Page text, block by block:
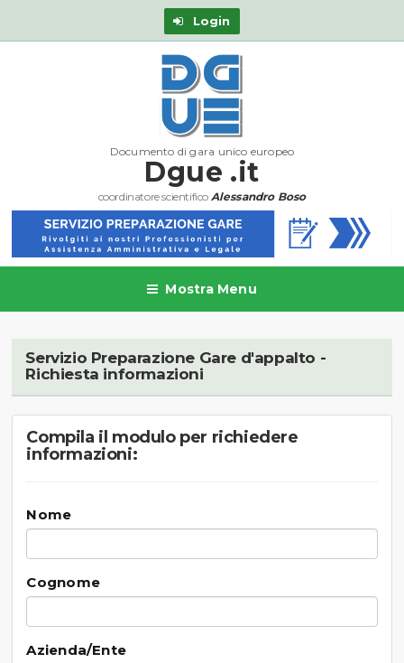
Login
Documento di gara unico europeo
Dgue .it
coordinatore scientifico Alessandro Boso
Mostra Menu
Servizio Preparazione Gare d'appalto -
Richiesta informazioni
Compila il modulo per richiedere
informazioni:
Nome
Cognome
Azienda/Ente